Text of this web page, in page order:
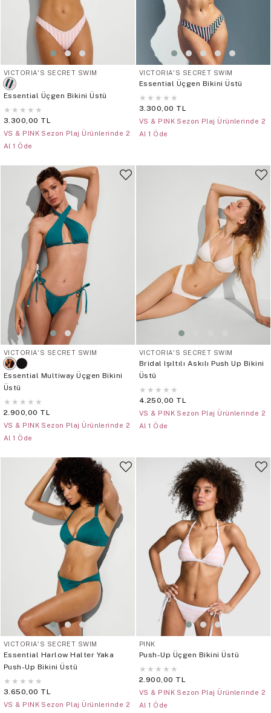
VICTORIA'S SECRET SWIM
Essential Üçgen Bikini Üstü
★ ★ ★ ★ ★
3.300,00 TL
VS & PINK Sezon Plaj Ürünlerinde 2
Al 1 Öde
VICTORIA'S SECRET SWIM
Essential Üçgen Bikini Üstü
★ ★ ★ ★ ★
3.300,00 TL
VS & PINK Sezon Plaj Ürünlerinde 2
Al 1 Öde
VICTORIA'S SECRET SWIM
Essential Multiway Üçgen Bikini
Üstü
★ ★ ★ ★ ★
2.900,00 TL
VS & PINK Sezon Plaj Ürünlerinde 2
Al 1 Öde
VICTORIA'S SECRET SWIM
Bridal Işıltılı Askılı Push Up Bikini
Üstü
★ ★ ★ ★ ★
4.250,00 TL
VS & PINK Sezon Plaj Ürünlerinde 2
Al 1 Öde
VICTORIA'S SECRET SWIM
Essential Harlow Halter Yaka
Push-Up Bikini Üstü
★ ★ ★ ★ ★
3.650,00 TL
VS & PINK Sezon Plaj Ürünlerinde 2
PINK
Push-Up Üçgen Bikini Üstü
★ ★ ★ ★ ★
2.900,00 TL
VS & PINK Sezon Plaj Ürünlerinde 2
Al 1 Öde